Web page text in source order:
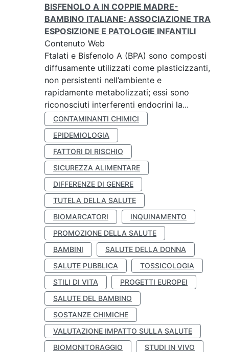
BISFENOLO A IN COPPIE MADRE-
BAMBINO ITALIANE: ASSOCIAZIONE TRA
ESPOSIZIONE E PATOLOGIE INFANTILI
Contenuto Web
Ftalati e Bisfenolo A (BPA) sono composti
diffusamente utilizzati come plasticizzanti,
non persistenti nell’ambiente e
rapidamente metabolizzati; essi sono
riconosciuti interferenti endocrini la...
CONTAMINANTI CHIMICI
EPIDEMIOLOGIA
FATTORI DI RISCHIO
SICUREZZA ALIMENTARE
DIFFERENZE DI GENERE
TUTELA DELLA SALUTE
BIOMARCATORI
INQUINAMENTO
PROMOZIONE DELLA SALUTE
BAMBINI
SALUTE DELLA DONNA
SALUTE PUBBLICA
TOSSICOLOGIA
STILI DI VITA
PROGETTI EUROPEI
SALUTE DEL BAMBINO
SOSTANZE CHIMICHE
VALUTAZIONE IMPATTO SULLA SALUTE
BIOMONITORAGGIO
STUDI IN VIVO